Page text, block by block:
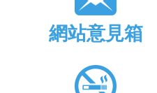
網站意見箱